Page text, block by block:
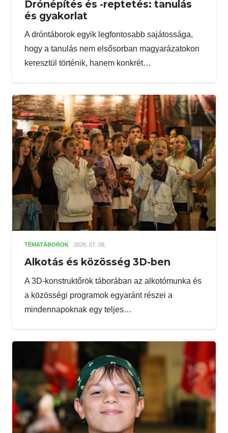
Drónépítés és -reptetés: tanulás
és gyakorlat
A dróntáborok egyik legfontosabb sajátossága,
hogy a tanulás nem elsősorban magyarázatokon
keresztül történik, hanem konkrét…
TÉMATÁBOROK 2026. 07. 08.
Alkotás és közösség 3D-ben
A 3D-konstruktőrök táborában az alkotómunka és
a közösségi programok egyaránt részei a
mindennapoknak egy teljes…